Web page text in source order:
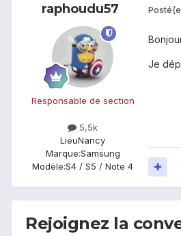
raphoudu57
Responsable de section
5,5k
LieuNancy
Marque:Samsung
Modèle:S4 / S5 / Note 4
Je
Rejoignez la